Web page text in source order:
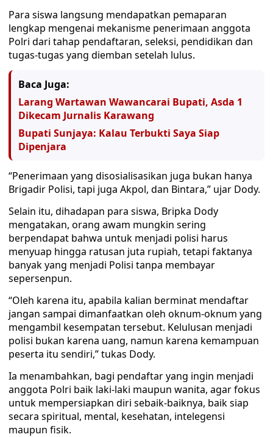
Para siswa langsung mendapatkan pemaparan
lengkap mengenai mekanisme penerimaan anggota
Polri dari tahap pendaftaran, seleksi, pendidikan dan
tugas-tugas yang diemban setelah lulus.
Baca Juga:
Larang Wartawan Wawancarai Bupati, Asda 1
Dikecam Jurnalis Karawang
Bupati Sunjaya: Kalau Terbukti Saya Siap
Dipenjara
“Penerimaan yang disosialisasikan juga bukan hanya
Brigadir Polisi, tapi juga Akpol, dan Bintara,” ujar Dody.
Selain itu, dihadapan para siswa, Bripka Dody
mengatakan, orang awam mungkin sering
berpendapat bahwa untuk menjadi polisi harus
menyuap hingga ratusan juta rupiah, tetapi faktanya
banyak yang menjadi Polisi tanpa membayar
sepersenpun.
“Oleh karena itu, apabila kalian berminat mendaftar
jangan sampai dimanfaatkan oleh oknum-oknum yang
mengambil kesempatan tersebut. Kelulusan menjadi
polisi bukan karena uang, namun karena kemampuan
peserta itu sendiri,” tukas Dody.
Ia menambahkan, bagi pendaftar yang ingin menjadi
anggota Polri baik laki-laki maupun wanita, agar fokus
untuk mempersiapkan diri sebaik-baiknya, baik siap
secara spiritual, mental, kesehatan, intelegensi
maupun fisik.